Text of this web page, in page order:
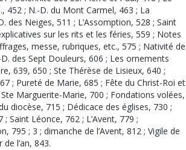
452 ; N.-D. du Mont Carmel, 463 ; La
des Neiges, 511 ; L’Assomption, 528 ; Saint
sur les rits et les féries, 559 ; Notes
messe, rubriques, etc., 575 ; Nativité de
des Sept Douleurs, 606 ; Les ornements
639, 650 ; Ste Thérèse de Lisieux, 640 ;
; Pureté de Marie, 685 ; Fête du Christ-Roi et
Marguerite-Marie, 700 ; Fondations volées,
diocèse, 715 ; Dédicace des églises, 730 ;
; Saint Léonce, 762 ; L’Avent, 779 ;
795 ; 3 ; dimanche de l’Avent, 812 ; Vigile de
l’an, 843.